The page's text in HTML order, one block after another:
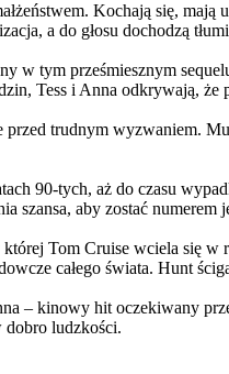
Kochają się,
a do głosu dochodzą
prześmiesznym sequelu
Tess i Anna odkrywają, że
trudnym wyzwaniem.
90-tych, aż do czasu
szansa, aby zostać numerem
Tom Cruise wciela się
całego świata. Hunt
– kinowy hit oczekiwany
dobro ludzkości.